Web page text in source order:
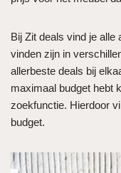
Bij Zit deals vind je alle
vinden zijn in
allerbeste deals bij
maximaal budget hebt
zoekfunctie. Hierdoor
budget.